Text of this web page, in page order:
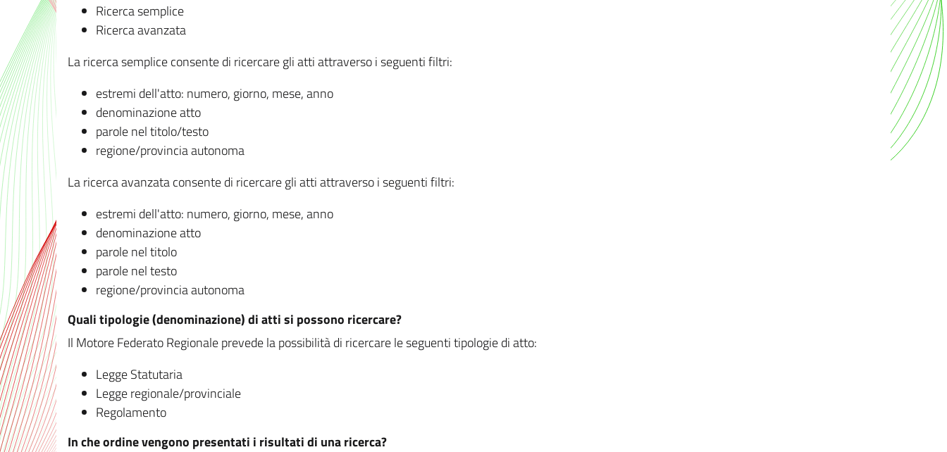
Ricerca semplice
Ricerca avanzata
La ricerca semplice consente di ricercare gli atti attraverso i seguenti filtri:
estremi dell'atto: numero, giorno, mese, anno
denominazione atto
parole nel titolo/testo
regione/provincia autonoma
La ricerca avanzata consente di ricercare gli atti attraverso i seguenti filtri:
estremi dell'atto: numero, giorno, mese, anno
denominazione atto
parole nel titolo
parole nel testo
regione/provincia autonoma
Quali tipologie (denominazione) di atti si possono ricercare?
Il Motore Federato Regionale prevede la possibilità di ricercare le seguenti tipologie di atto:
Legge Statutaria
Legge regionale/provinciale
Regolamento
In che ordine vengono presentati i risultati di una ricerca?